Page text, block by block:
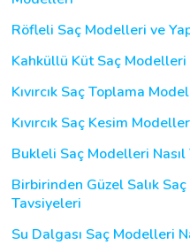
Röfleli Saç Modelleri ve
Kahküllü Küt Saç
Kıvırcık Saç Toplama
Kıvırcık Saç Kesim
Bukleli Saç Modelleri Nasıl
Birbirinden Güzel Salık
Tavsiyeleri
Su Dalgası Saç Modelleri